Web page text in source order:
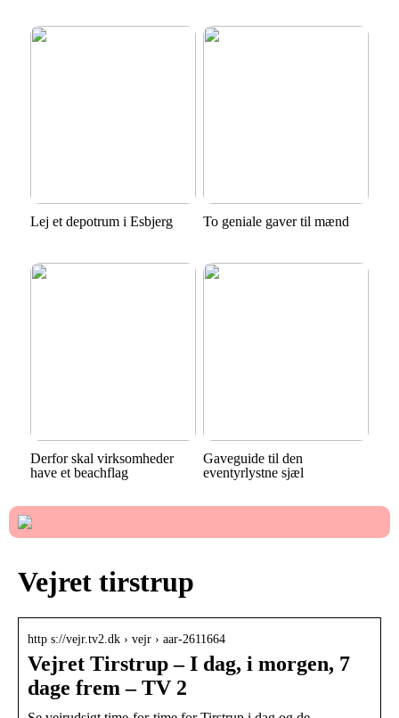
Lej et depotrum i Esbjerg To geniale gaver til mænd
Derfor skal virksomheder
have et beachflag
Gaveguide til den
eventyrlystne sjæl
Vejret tirstrup
http s://vejr.tv2.dk › vejr › aar-2611664
Vejret Tirstrup – I dag, i morgen, 7
dage frem – TV 2